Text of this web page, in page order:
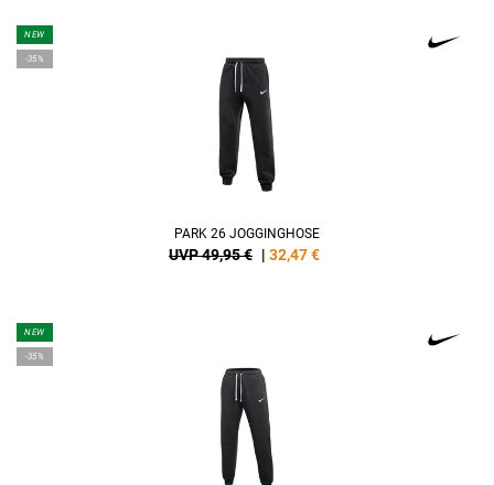
NEW
-35%
PARK 26 JOGGINGHOSE
UVP 49,95 € | 32,47€
NEW
-35%